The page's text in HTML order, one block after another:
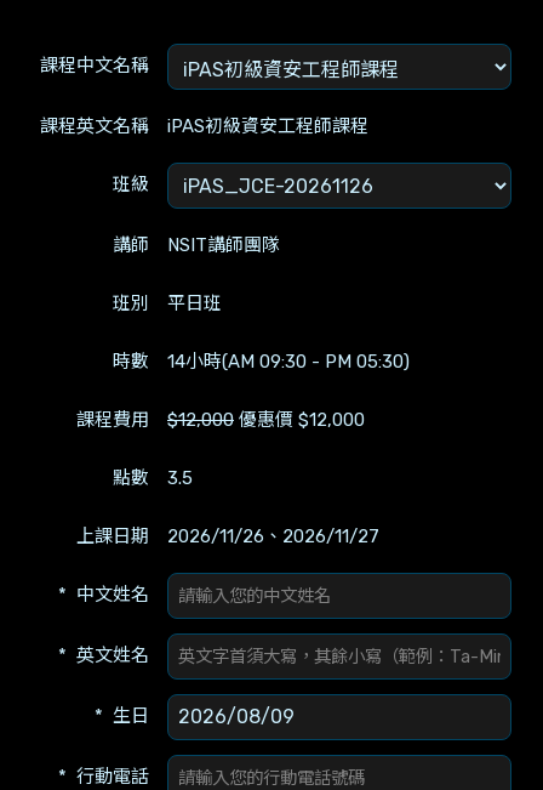
課程中文名稱
課程英文名稱 iPAS初級資安工程師課程
班級
講師 NSIT講師團隊
班別 平日班
時數 14小時(AM 09:30 - PM 05:30)
課程費用 $12,000 優惠價 $12,000
點數 3.5
上課日期 2026/11/26、2026/11/27
中文姓名
英文姓名
生日
行動電話